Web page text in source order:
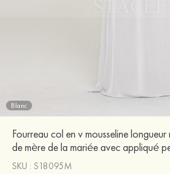
Blanc
Fourreau col en v mousseline
de mère de la mariée avec appliqué
SKU : S18095M